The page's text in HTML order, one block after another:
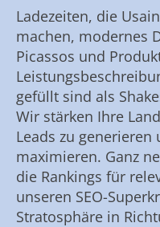
Ladezeiten, die
machen, modernes
Picassos und
gefüllt sind als
Wir stärken Ihre
Leads zu generieren
maximieren. Ganz
die Rankings für
unseren SEO-
Stratosphäre in